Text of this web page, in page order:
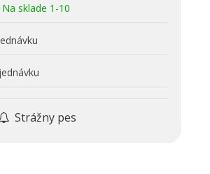
Na sklade 1-10
Strážny pes